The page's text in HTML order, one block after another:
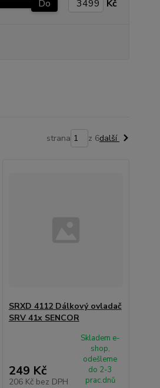
Do Kč
strana z 6další
SRXD 4112 Dálkový ovladač
SRV 41x SENCOR
249 Kč
206 Kč bez DPH
Skladem e-
shop,
odešleme
do 2-3
prac.dnů